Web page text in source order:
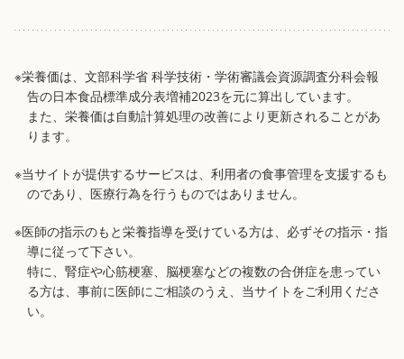
※栄養価は、文部科学省 科学技術・学術審議会資源調査分科会報
告の日本食品標準成分表増補2023を元に算出しています。
また、栄養価は自動計算処理の改善により更新されることがあ
ります。
※当サイトが提供するサービスは、利用者の食事管理を支援するも
のであり、医療行為を行うものではありません。
※医師の指示のもと栄養指導を受けている方は、必ずその指示・指
導に従って下さい。
特に、腎症や心筋梗塞、脳梗塞などの複数の合併症を患ってい
る方は、事前に医師にご相談のうえ、当サイトをご利用くださ
い。